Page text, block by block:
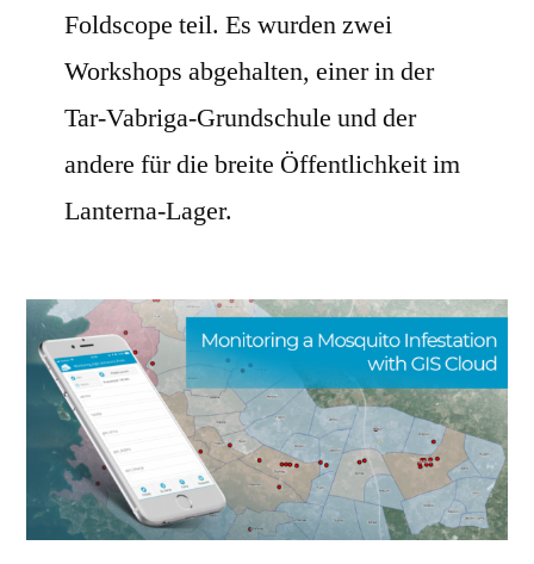
Foldscope teil. Es wurden zwei
Workshops abgehalten, einer in der
Tar-Vabriga-Grundschule und der
andere für die breite Öffentlichkeit im
Lanterna-Lager.